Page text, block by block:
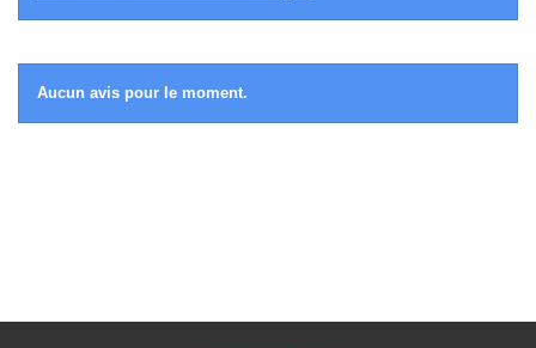
Aucun avis pour le moment.